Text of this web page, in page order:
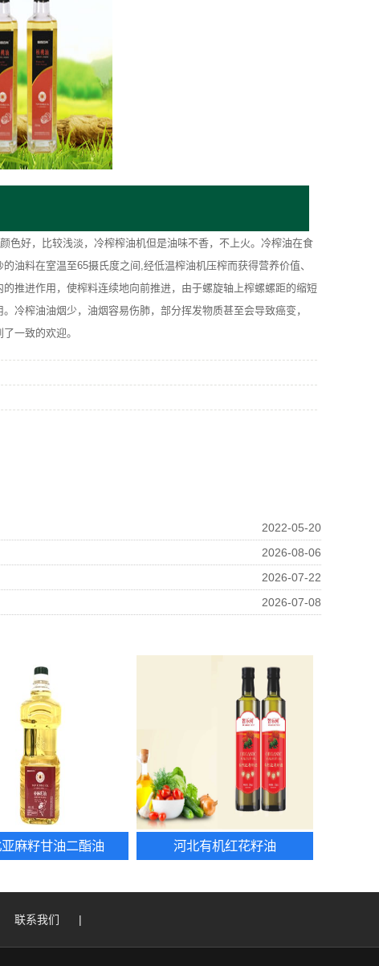
色好，比较浅淡，冷榨榨油机但是油味不香，不上火。冷榨油在食
油料在室温至65摄氏度之间,经低温榨油机压榨而获得营养价值、
推进作用，使榨料连续地向前推进，由于螺旋轴上榨螺螺距的缩短
冷榨油油烟少，油烟容易伤肺，部分挥发物质甚至会导致癌变，
一致的欢迎。
2022-05-20
2026-08-06
2026-07-22
2026-07-08
麻籽甘油二酯油 河北有机红花籽油
联系我们 |